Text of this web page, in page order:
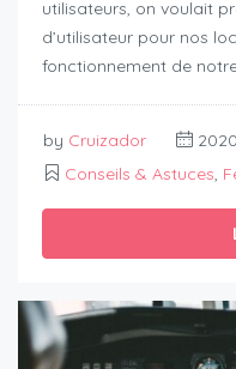
utilisateurs, on voulait
d’utilisateur pour nos
fonctionnement de
by Cruizador
Conseils & Astuces,